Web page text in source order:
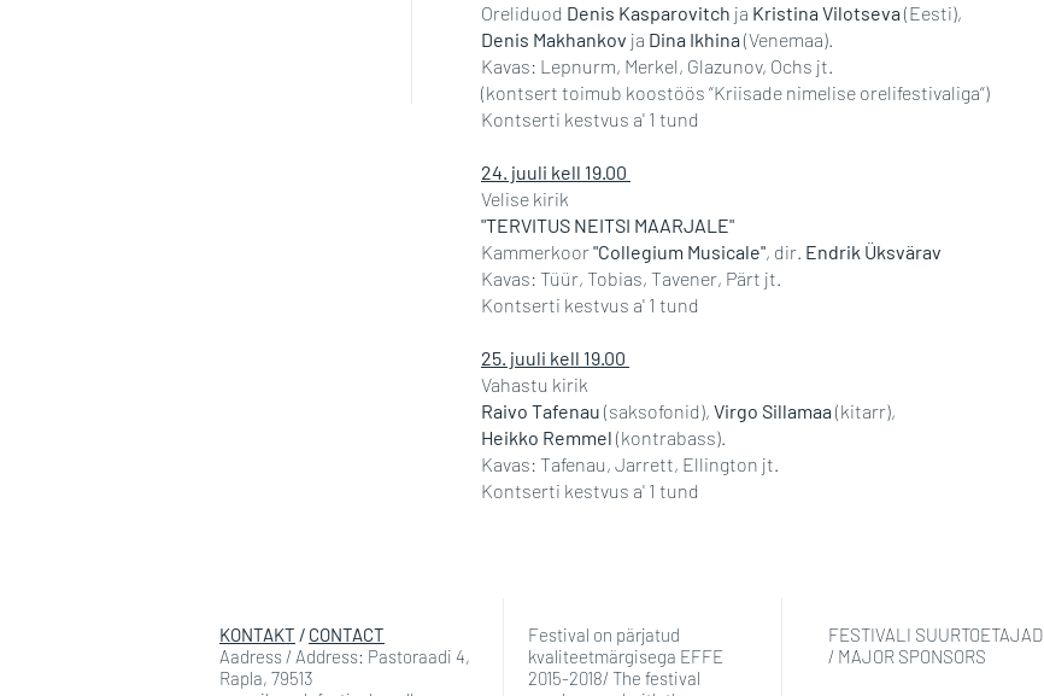
Oreliduod Denis Kasparovitch ja Kristina Vilotseva(Eesti),
Denis Makhankov ja Dina Ikhina(Venemaa).
Kavas: Lepnurm, Merkel, Glazunov, Ochs jt.
(kontsert toimub koostöös “Kriisade nimelise orelifestivaliga“)
Kontserti kestvus a' 1 tund
24. juuli kell 19.00
Velise kirik
"TERVITUS NEITSI MAARJALE"
Kammerkoor"Collegium Musicale", dir. Endrik Üksvärav
Kavas: Tüür, Tobias, Tavener, Pärt jt.
Kontserti kestvus a' 1 tund
25. juuli kell 19.00
Vahastu kirik
Raivo Tafenau (saksofonid), Virgo Sillamaa(kitarr),
Heikko Remmel (kontrabass).
Kavas: Tafenau, Jarrett, Ellington jt.
Kontserti kestvus a' 1 tund
KONTAKT / CONTACT
Aadress / Address: Pastoraadi 4,
Rapla, 79513
Festival on pärjatud
kvaliteetmärgisega EFFE
2015-2018/ The festival
FESTIVALI SUURTOETAJAD
/ MAJOR SPONSORS